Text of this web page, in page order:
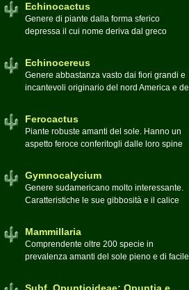
ànthos (fiore) per via dei suoi fiori che
spuntano sulla cima della pianta
Moderatore
Echinocactus
Genere di piante dalla forma sferico
depressa il cui nome deriva dal greco
denominati cactus barile per il loro notevole
pessimo
Echinocereus
Genere abbastanza vasto dai fiori grandi e
incantevoli originario del nord America e del
Ferocactus
Piante robuste amanti del sole. Hanno un
aspetto feroce conferitogli dalle loro spine
Gymnocalycium
Genere sudamericano molto interessante.
Caratteristiche le sue gibbosità e il calice
Mammillaria
Comprendente oltre 200 specie in
prevalenza amanti del sole pieno e di facile